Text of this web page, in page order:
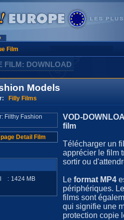
Film
FILM: DOWNLOAD
Models
Filly Films
Detail Film
: 1424 MB
VOD-
film
Télécharger un
apprécier le film
sortir ou
Le format MP4
périphériques.
films sont
qui signifie une
protection copie